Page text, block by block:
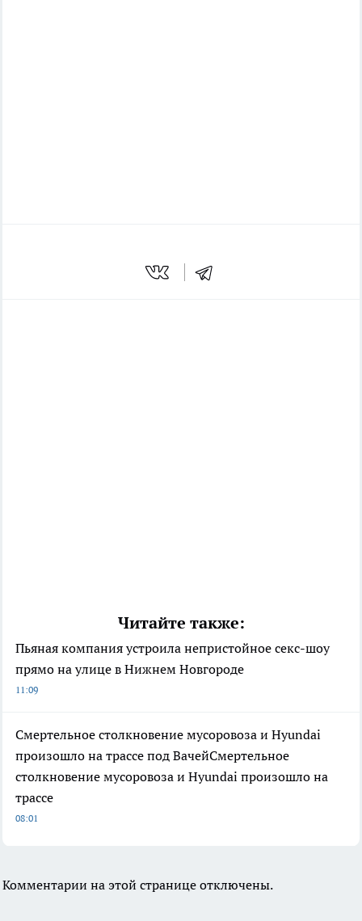
Читайте также:
Пьяная компания устроила непристойное секс-шоу
прямо на улице в Нижнем Новгороде
11:09
Смертельное столкновение мусоровоза и Hyundai
произошло на трассе под ВачейСмертельное
столкновение мусоровоза и Hyundai произошло на
трассе
08:01
Комментарии на этой странице отключены.